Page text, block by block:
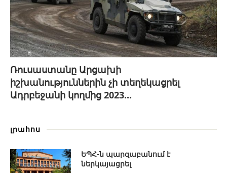
Ռուսաստանը Արցախի
իշխանություններին չի տեղեկացրել
Ադրբեջանի կողմից 2023...
լրահոս
ԵՊՀ-ն պարզաբանում է
ներկայացրել